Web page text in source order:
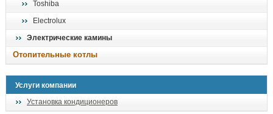
Toshiba
Electrolux
Электрические камины
Отопительные котлы
Услуги компании
Установка кондиционеров